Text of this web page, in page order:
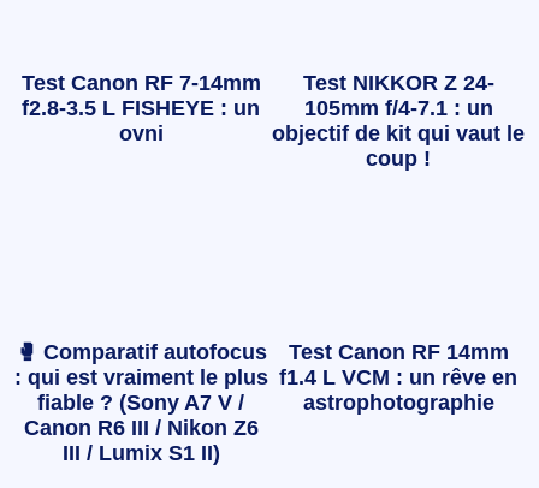
Test Canon RF 7-14mm
f2.8-3.5 L FISHEYE : un
ovni
Test NIKKOR Z 24-
105mm f/4-7.1 : un
objectif de kit qui vaut le
coup !
🥊 Comparatif autofocus
: qui est vraiment le plus
fiable ? (Sony A7 V /
Canon R6 III / Nikon Z6
III / Lumix S1 II)
Test Canon RF 14mm
f1.4 L VCM : un rêve en
astrophotographie